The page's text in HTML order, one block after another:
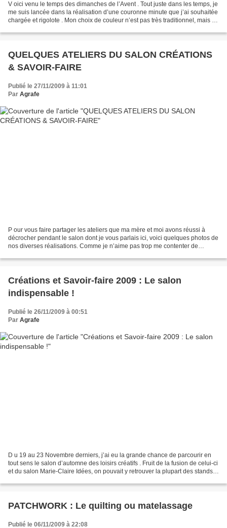
V oici venu le temps des dimanches de l’Avent . Tout juste dans les temps, je
me suis lancée dans la réalisation d’une couronne minute que j’ai souhaitée
chargée et rigolote . Mon choix de couleur n’est pas très traditionnel, mais il
QUELQUES ATELIERS DU SALON CRÉATIONS
& SAVOIR-FAIRE
Publié le 27/11/2009 à 11:01
Par Agrafe
P our vous faire partager les ateliers que ma mère et moi avons réussi à
décrocher pendant le salon dont je vous parlais ici, voici quelques photos de
nos diverses réalisations. Comme je n’aime pas trop me contenter de
Créations et Savoir-faire 2009 : Le salon
indispensable !
Publié le 26/11/2009 à 00:51
Par Agrafe
D u 19 au 23 Novembre derniers, j’ai eu la grande chance de parcourir en
tout sens le salon d’automne des loisirs créatifs . Fruit de la fusion de celui-ci
et du salon Marie-Claire Idées, on pouvait y retrouver la plupart des stands
PATCHWORK : Le quilting ou matelassage
Publié le 06/11/2009 à 22:08